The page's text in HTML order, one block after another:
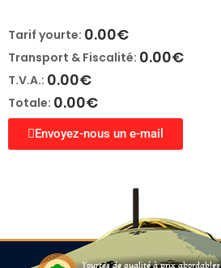
Tarif yourte: 0.00€
Transport & Fiscalité: 0.00€
T.V.A.: 0.00€
Totale: 0.00€
Envoyez-nous un e-mail
Yourtes de qualité à prix abordables